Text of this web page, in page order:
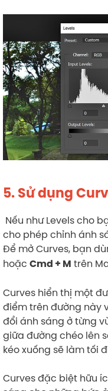
5. Sử dụng
Nếu như Levels cho
cho phép chỉnh ánh
Để mở Curves, bạn
hoặc Cmd + M trên
Curves hiển thị một
điểm trên đường này
đổi ánh sáng ở từng
giữa đường chéo lên
kéo xuống sẽ làm tối
Curves đặc biệt hữu